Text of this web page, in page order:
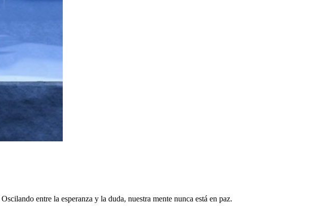
Oscilando entre la esperanza y la duda, nuestra mente nunca está en paz.